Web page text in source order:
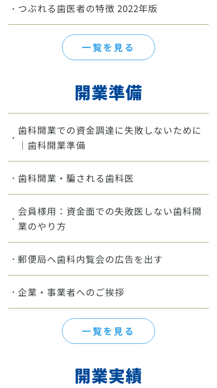
つぶれる歯医者の特徴 2022年版
一覧を見る
開業準備
歯科開業での資金調達に失敗しないために
｜歯科開業準備
歯科開業・騙される歯科医
会員様用：資金面での失敗医しない歯科開
業のやり方
郵便局へ歯科内覧会の広告を出す
企業・事業者へのご挨拶
一覧を見る
開業実績